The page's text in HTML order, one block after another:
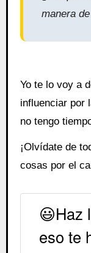
manera
Yo te lo voy a
influenciar por
no tengo
¡Olvídate de
cosas por el
😃Haz
eso te